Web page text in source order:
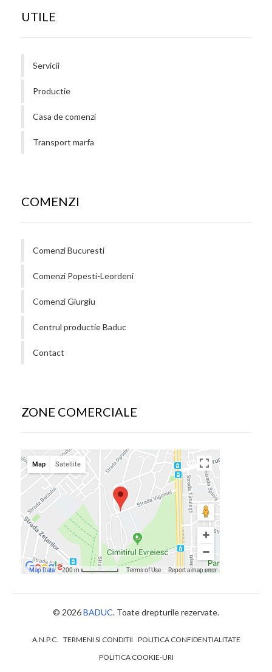
UTILE
Servicii
Productie
Casa de comenzi
Transport marfa
COMENZI
Comenzi Bucuresti
Comenzi Popesti-Leordeni
Comenzi Giurgiu
Centrul productie Baduc
Contact
ZONE COMERCIALE
© 2026BADUC. Toate drepturile rezervate.
A.N.P.C. TERMENI SI CONDITII POLITICA CONFIDENTIALITATE
POLITICA COOKIE-URI